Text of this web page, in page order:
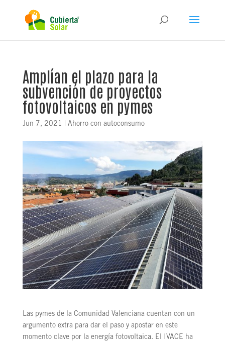
Amplían el plazo para la
subvención de proyectos
fotovoltaicos en pymes
Jun 7, 2021 | Ahorro con autoconsumo
Las pymes de la Comunidad Valenciana cuentan con un
argumento extra para dar el paso y apostar en este
momento clave por la energía fotovoltaica. El IVACE ha